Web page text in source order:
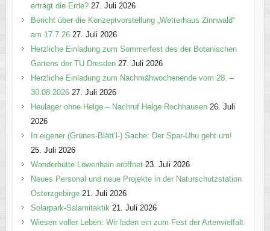
erträgt die Erde? 27. Juli 2026
Bericht über die Konzeptvorstellung „Wetterhaus Zinnwald“
am 17.7.26 27. Juli 2026
Herzliche Einladung zum Sommerfest des der Botanischen
Gartens der TU Dresden 27. Juli 2026
Herzliche Einladung zum Nachmähwochenende vom 28. –
30.08.2026 27. Juli 2026
Heulager ohne Helge – Nachruf Helge Rochhausen 26. Juli
2026
In eigener (Grünes-Blätt’l-) Sache: Der Spar-Uhu geht um!
25. Juli 2026
Wanderhütte Löwenhain eröffnet 23. Juli 2026
Neues Personal und neue Projekte in der Naturschutzstation
Osterzgebirge 21. Juli 2026
Solarpark-Salamitaktik 21. Juli 2026
Wiesen voller Leben: Wir laden ein zum Fest der Artenvielfalt